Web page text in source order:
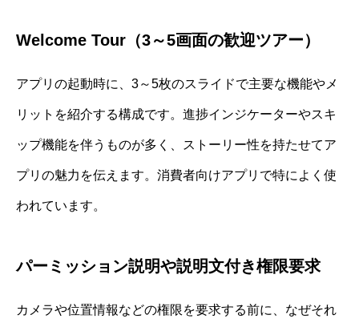
Welcome Tour（3～5画面の歓迎ツアー）
アプリの起動時に、3～5枚のスライドで主要な機能やメ
リットを紹介する構成です。進捗インジケーターやスキ
ップ機能を伴うものが多く、ストーリー性を持たせてア
プリの魅力を伝えます。消費者向けアプリで特によく使
われています。
パーミッション説明や説明文付き権限要求
カメラや位置情報などの権限を要求する前に、なぜそれ